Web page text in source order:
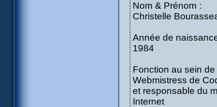
Nom & Prénom :
Christelle
Année de
1984
Fonction au sein
Webmistress de
et responsable du
Internet